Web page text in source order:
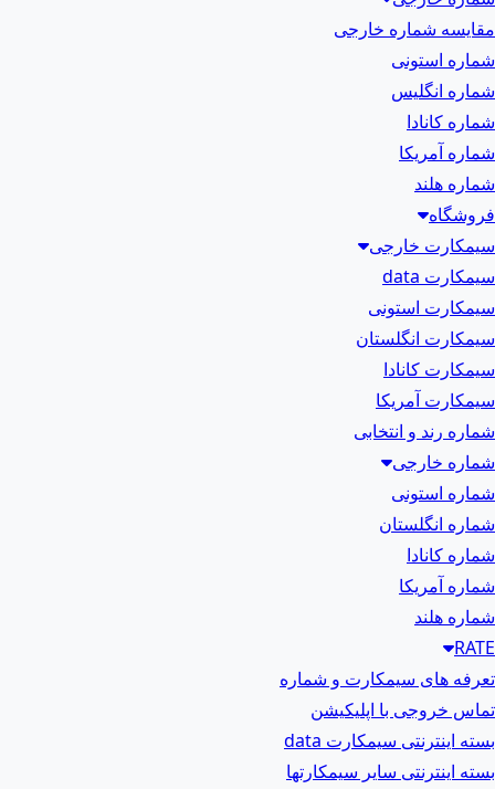
مقایسه شماره خارجی
شماره استونی
شماره انگلیس
شماره کانادا
شماره آمریکا
شماره هلند
فروشگاه
سیمکارت خارجی
سیمکارت data
سیمکارت استونی
سیمکارت انگلستان
سیمکارت کانادا
سیمکارت آمریکا
شماره رند و انتخابی
شماره خارجی
شماره استونی
شماره انگلستان
شماره کانادا
شماره آمریکا
شماره هلند
RATE
تعرفه های سیمکارت و شماره
تماس خروجی با اپلیکیشن
بسته اینترنتی سیمکارت data
بسته اینترنتی سایر سیمکارتها